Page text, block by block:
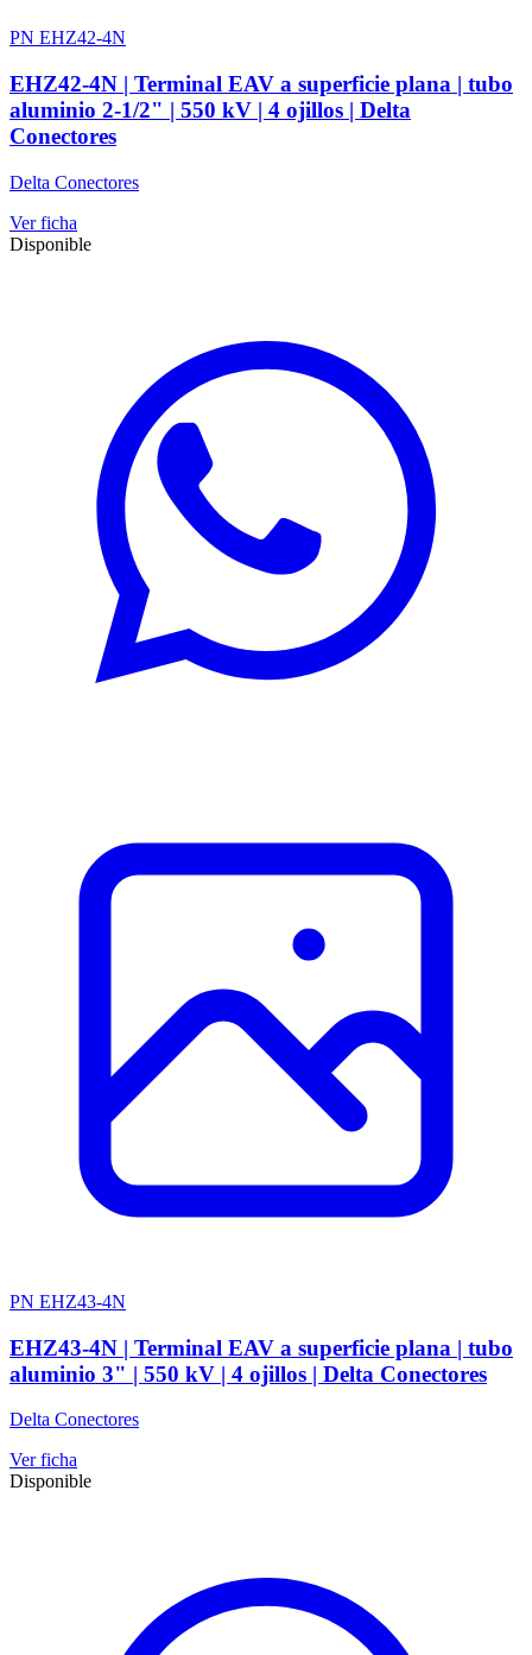
PN EHZ42-4N
EHZ42-4N | Terminal EAV a superficie plana | tubo
aluminio 2-1/2" | 550 kV | 4 ojillos | Delta
Conectores
Delta Conectores
Ver ficha
Disponible
PN EHZ43-4N
EHZ43-4N | Terminal EAV a superficie plana | tubo
aluminio 3" | 550 kV | 4 ojillos | Delta Conectores
Delta Conectores
Ver ficha
Disponible